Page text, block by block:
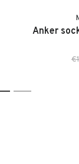
Anker
1 2